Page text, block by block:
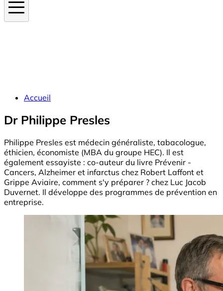
Accueil
Dr Philippe Presles
Philippe Presles est médecin généraliste, tabacologue,
éthicien, économiste (MBA du groupe HEC). Il est
également essayiste : co-auteur du livre Prévenir -
Cancers, Alzheimer et infarctus chez Robert Laffont et
Grippe Aviaire, comment s'y préparer ? chez Luc Jacob
Duvernet. Il développe des programmes de prévention en
entreprise.